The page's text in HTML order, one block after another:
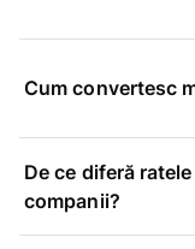
Cum convertesc
De ce diferă
companii?